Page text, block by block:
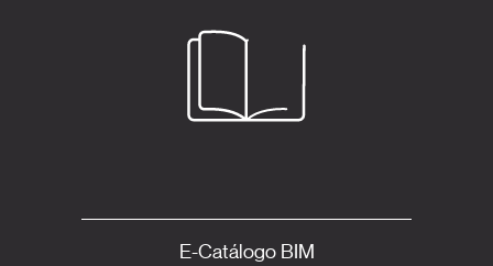
E-Catálogo BIM